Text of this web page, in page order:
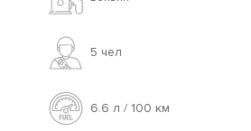
5 чел
6.6 л / 100 км